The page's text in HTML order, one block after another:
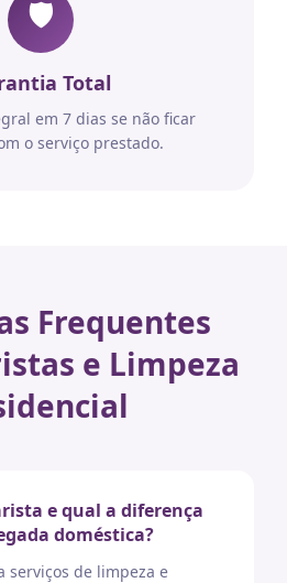
🛡️
Total
em 7 dias se não ficar
o serviço prestado.
Frequentes
e Limpeza
e qual a diferença
doméstica?
serviços de limpeza e